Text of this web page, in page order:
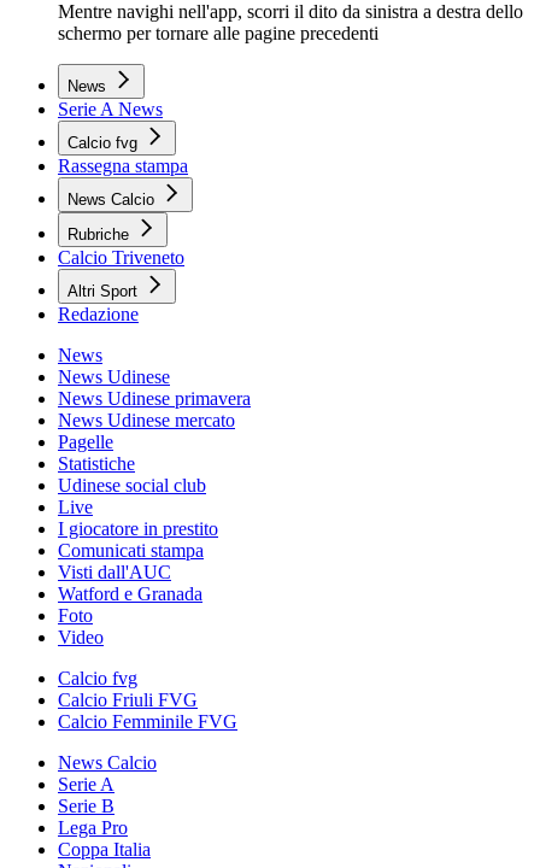
Mentre navighi nell'app, scorri il dito da sinistra a destra dello
schermo per tornare alle pagine precedenti
News
Serie A News
Calcio fvg
Rassegna stampa
News Calcio
Rubriche
Calcio Triveneto
Altri Sport
Redazione
News
News Udinese
News Udinese primavera
News Udinese mercato
Pagelle
Statistiche
Udinese social club
Live
I giocatore in prestito
Comunicati stampa
Visti dall'AUC
Watford e Granada
Foto
Video
Calcio fvg
Calcio Friuli FVG
Calcio Femminile FVG
News Calcio
Serie A
Serie B
Lega Pro
Coppa Italia